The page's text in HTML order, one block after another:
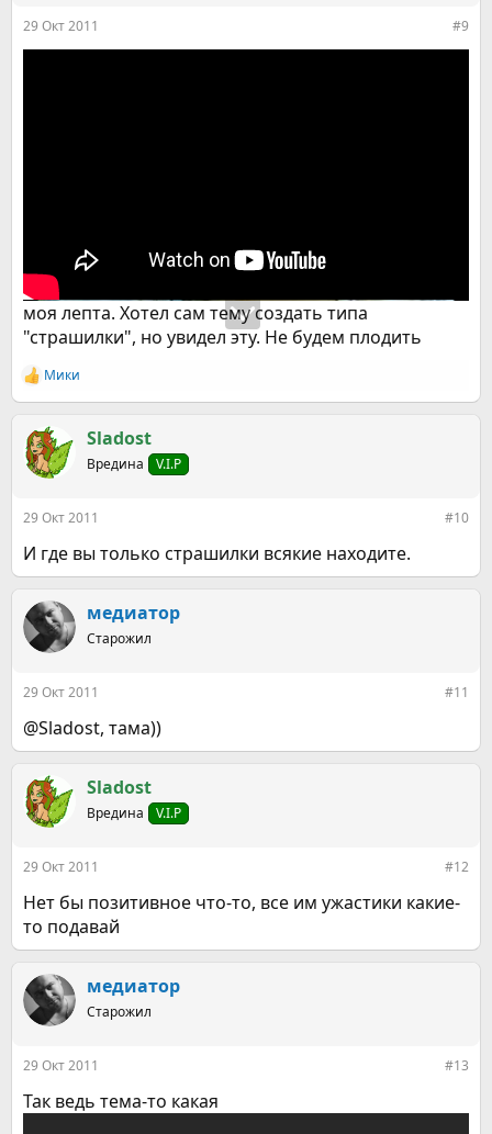
29 Окт 2011 #9
моя лепта. Хотел сам тему создать типа
"страшилки", но увидел эту. Не будем плодить
Р
е
к
ц
и
Мики
Sladost
Вредина V.I.P
29 Окт 2011 #10
И где вы только страшилки всякие находите.
медиатор
Старожил
29 Окт 2011 #11
@Sladost, тама))
Sladost
Вредина V.I.P
29 Окт 2011 #12
Нет бы позитивное что-то, все им ужастики какие-
то подавай
медиатор
Старожил
29 Окт 2011 #13
Так ведь тема-то какая